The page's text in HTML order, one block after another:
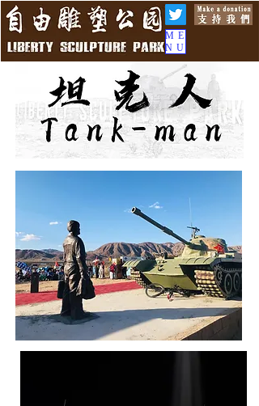
ME
NU